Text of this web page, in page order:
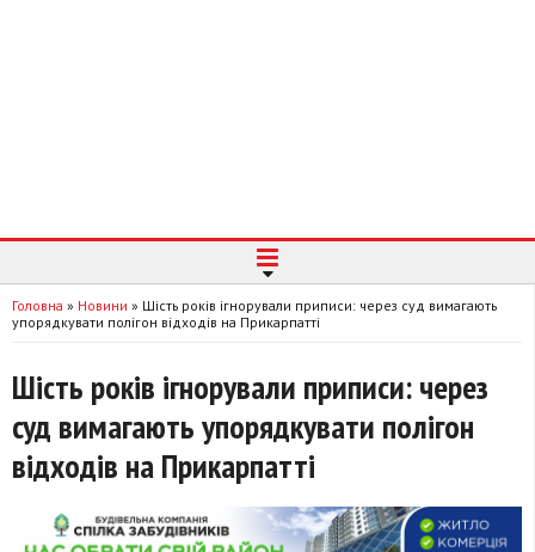
Головна » Новини » Шість років ігнорували приписи: через суд вимагають
упорядкувати полігон відходів на Прикарпатті
Шість років ігнорували приписи: через
суд вимагають упорядкувати полігон
відходів на Прикарпатті